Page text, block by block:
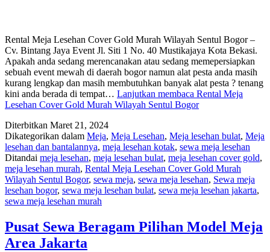
Rental Meja Lesehan Cover Gold Murah Wilayah Sentul Bogor –
Cv. Bintang Jaya Event Jl. Siti 1 No. 40 Mustikajaya Kota Bekasi.
Apakah anda sedang merencanakan atau sedang memepersiapkan
sebuah event mewah di daerah bogor namun alat pesta anda masih
kurang lengkap dan masih membutuhkan banyak alat pesta ? tenang
kini anda berada di tempat… Lanjutkan membaca Rental Meja
Lesehan Cover Gold Murah Wilayah Sentul Bogor
Diterbitkan Maret 21, 2024
Dikategorikan dalam Meja, Meja Lesehan, Meja lesehan bulat, Meja
lesehan dan bantalannya, meja lesehan kotak, sewa meja lesehan
Ditandai meja lesehan, meja lesehan bulat, meja lesehan cover gold,
meja lesehan murah, Rental Meja Lesehan Cover Gold Murah
Wilayah Sentul Bogor, sewa meja, sewa meja lesehan, Sewa meja
lesehan bogor, sewa meja lesehan bulat, sewa meja lesehan jakarta,
sewa meja lesehan murah
Pusat Sewa Beragam Pilihan Model Meja
Area Jakarta